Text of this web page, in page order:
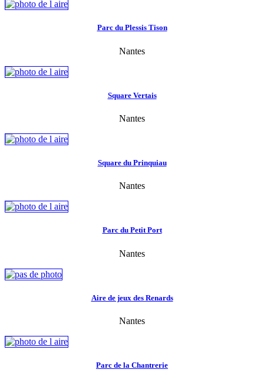
Parc du Plessis Tison
Nantes
Square Vertais
Nantes
Square du Prinquiau
Nantes
Parc du Petit Port
Nantes
Aire de jeux des Renards
Nantes
Parc de la Chantrerie